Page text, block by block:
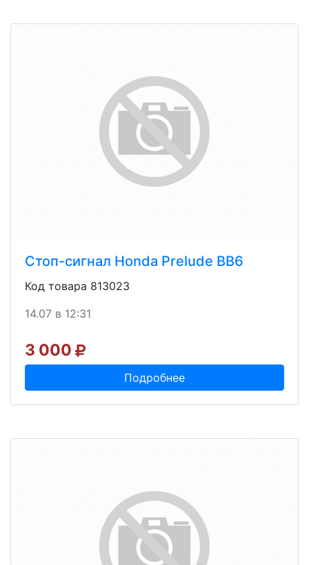
Стоп-сигнал Honda Prelude BB6
Код товара 813023
14.07 в 12:31
3 000
Подробнее